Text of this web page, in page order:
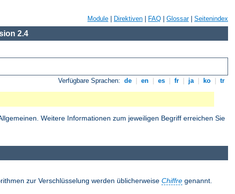
Module Direktiven FAQ Glossar| Seitenindex
2.4
Verfügbare Sprachen: de en es fr ja ko tr
Weitere Informationen zum jeweiligen Begriff erreichen Sie
zur Verschlüsselung werden üblicherweise Chiffre genannt.